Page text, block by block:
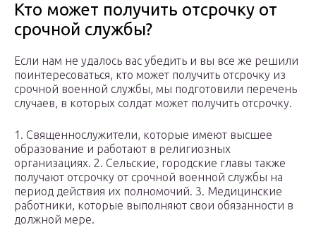
Кто может получить отсрочку от
срочной службы?
Если нам не удалось вас убедить и вы все же решили
поинтересоваться, кто может получить отсрочку из
срочной военной службы, мы подготовили перечень
случаев, в которых солдат может получить отсрочку.
1. Священнослужители, которые имеют высшее
образование и работают в религиозных
организациях. 2. Сельские, городские главы также
получают отсрочку от срочной военной службы на
период действия их полномочий. 3. Медицинские
работники, которые выполняют свои обязанности в
должной мере.